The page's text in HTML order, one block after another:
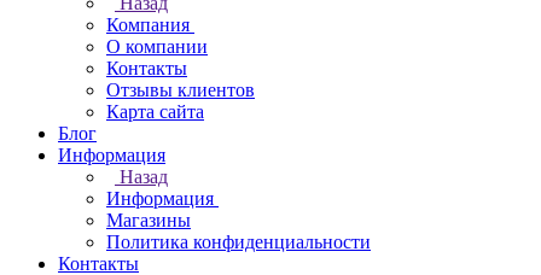
Компания
О компании
Контакты
Отзывы клиентов
Карта сайта
Блог
Информация
Назад
Информация
Магазины
Политика конфиденциальности
Контакты